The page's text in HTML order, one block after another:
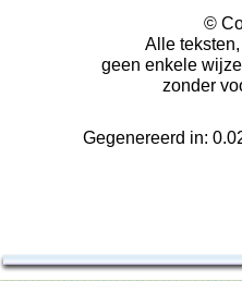
©
Alle
geen enkele
zonder
Gegenereerd in: